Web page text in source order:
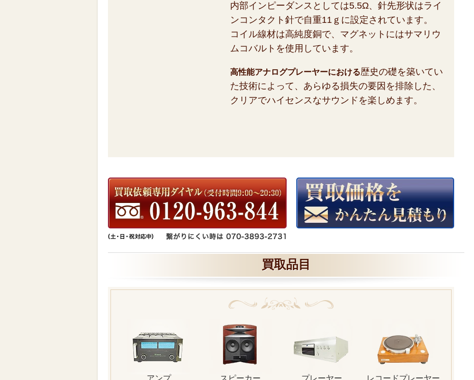
内部インピーダンスとしては5.5Ω、針先形状はライ
ンコンタクト針で自重11ｇに設定されています。
コイル線材は高純度銅で、マグネットにはサマリウ
ムコバルトを使用しています。
高性能アナログプレーヤーにおける歴史の礎を築いてい
た技術によって、あらゆる損失の要因を排除した、
クリアでハイセンスなサウンドを楽しめます。
買取品目